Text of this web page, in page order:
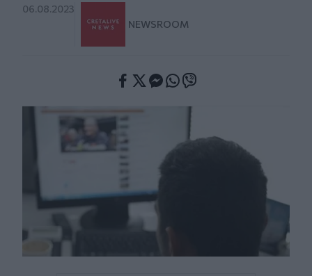
06.08.2023
NEWSROOM